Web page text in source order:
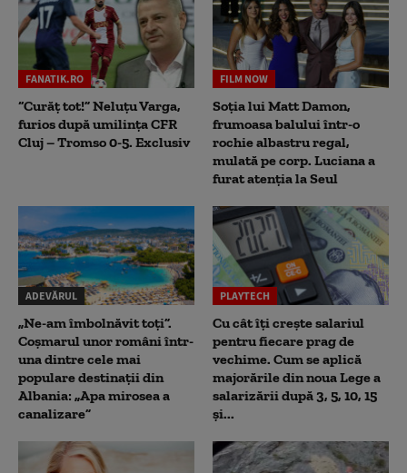
FANATIK.RO
“Curăț tot!” Neluțu Varga,
furios după umilința CFR
Cluj – Tromso 0-5. Exclusiv
FILM NOW
Soția lui Matt Damon,
frumoasa balului într-o
rochie albastru regal,
mulată pe corp. Luciana a
furat atenția la Seul
ADEVĂRUL
„Ne-am îmbolnăvit toți”.
Coșmarul unor români într-
una dintre cele mai
populare destinații din
Albania: „Apa mirosea a
canalizare”
PLAYTECH
Cu cât îți crește salariul
pentru fiecare prag de
vechime. Cum se aplică
majorările din noua Lege a
salarizării după 3, 5, 10, 15
și...